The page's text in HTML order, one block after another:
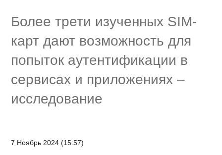
Более трети изученных SIM-
карт дают возможность для
попыток аутентификации в
сервисах и приложениях –
исследование
7 Ноябрь 2024 (15:57)